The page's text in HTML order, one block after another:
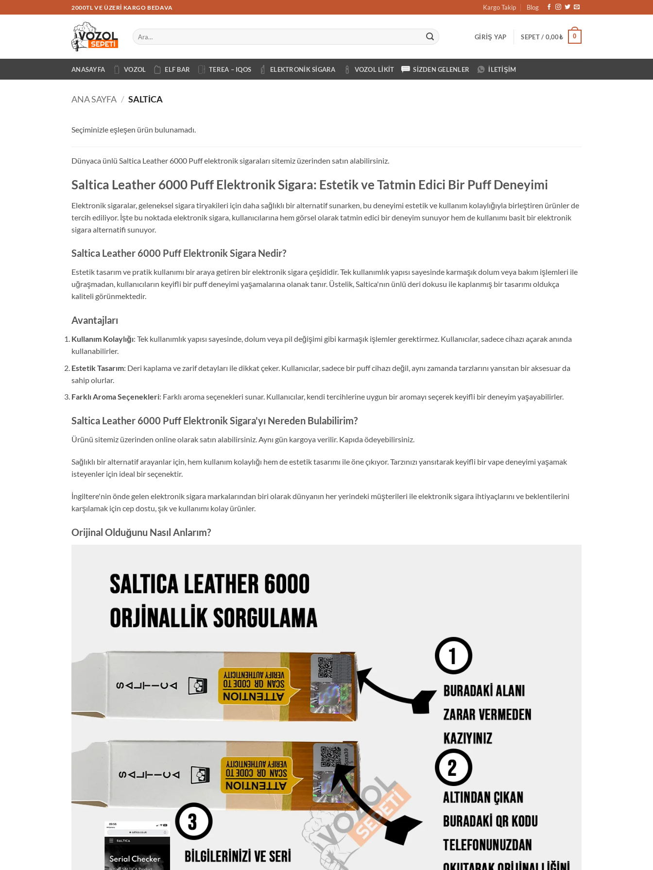
atla
2000TL VE ÜZERI KARGO BEDAVA Kargo Takip Blog
Ara:
GIRIŞ YAP SEPET / 0,00₺ 0
ANASAYFA VOZOL ELF BAR TEREA – IQOS ELEKTRONIK SIGARA VOZOL LIKIT SIZDEN GELENLER İLETIŞIM
ANA SAYFA / SALTICA
Seçiminizle eşleşen ürün bulunamadı.
Dünyaca ünlü Saltica Leather 6000 Puff elektronik sigaraları sitemiz üzerinden satın alabilirsiniz.
Saltica Leather 6000 Puff Elektronik Sigara: Estetik ve Tatmin Edici Bir Puff Deneyimi
Elektronik sigaralar, geleneksel sigara tiryakileri için daha sağlıklı bir alternatif sunarken, bu deneyimi estetik ve kullanım kolaylığıyla birleştiren ürünler de
tercih ediliyor. İşte bu noktada elektronik sigara, kullanıcılarına hem görsel olarak tatmin edici bir deneyim sunuyor hem de kullanımı basit bir elektronik
sigara alternatifi sunuyor.
Saltica Leather 6000 Puff Elektronik Sigara Nedir?
Estetik tasarım ve pratik kullanımı bir araya getiren bir elektronik sigara çeşididir. Tek kullanımlık yapısı sayesinde karmaşık dolum veya bakım işlemleri ile
uğraşmadan, kullanıcıların keyifli bir puff deneyimi yaşamalarına olanak tanır. Üstelik, Saltica'nın ünlü deri dokusu ile kaplanmış bir tasarımı oldukça
kaliteli görünmektedir.
Avantajları
Kullanım Kolaylığı: Tek kullanımlık yapısı sayesinde, dolum veya pil değişimi gibi karmaşık işlemler gerektirmez. Kullanıcılar, sadece cihazı açarak anında
kullanabilirler.
Estetik Tasarım: Deri kaplama ve zarif detayları ile dikkat çeker. Kullanıcılar, sadece bir puff cihazı değil, aynı zamanda tarzlarını yansıtan bir aksesuar da
sahip olurlar.
Farklı Aroma Seçenekleri: Farklı aroma seçenekleri sunar. Kullanıcılar, kendi tercihlerine uygun bir aromayı seçerek keyifli bir deneyim yaşayabilirler.
Saltica Leather 6000 Puff Elektronik Sigara'yı Nereden Bulabilirim?
Ürünü sitemiz üzerinden online olarak satın alabilirsiniz. Aynı gün kargoya verilir. Kapıda ödeyebilirsiniz.
Sağlıklı bir alternatif arayanlar için, hem kullanım kolaylığı hem de estetik tasarımı ile öne çıkıyor. Tarzınızı yansıtarak keyifli bir vape deneyimi yaşamak
isteyenler için ideal bir seçenektir.
İngiltere'nin önde gelen elektronik sigara markalarından biri olarak dünyanın her yerindeki müşterileri ile elektronik sigara ihtiyaçlarını ve beklentilerini
karşılamak için cep dostu, şık ve kullanımı kolay ürünler.
Orijinal Olduğunu Nasıl Anlarım?